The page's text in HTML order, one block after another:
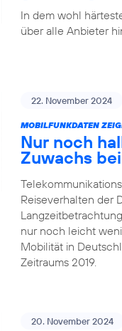
In dem wohl
über alle Anbieter
22. November 2024
MOBILFUNKDATEN
Nur noch
Zuwachs
Reiseverhalten der
nur noch leicht
Mobilität in
Zeitraums 2019.
20. November 2024